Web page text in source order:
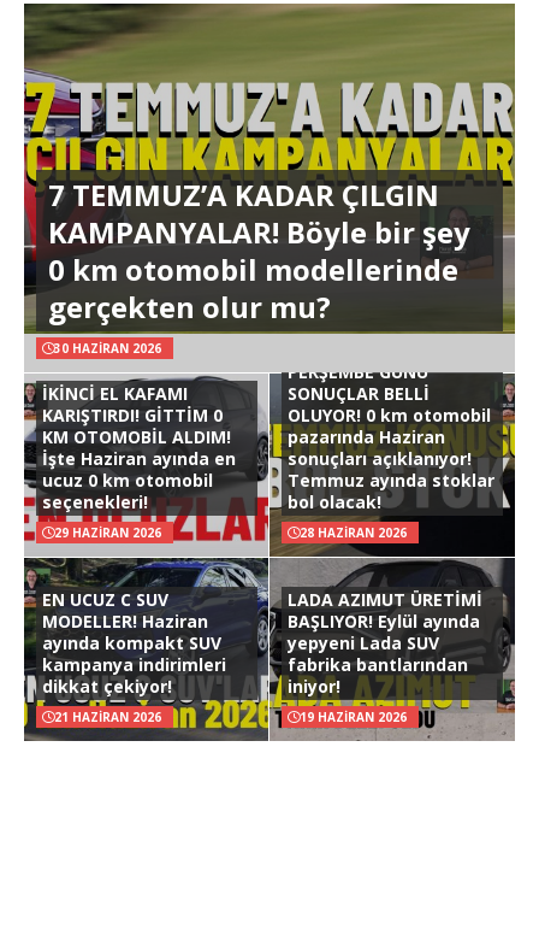
7 TEMMUZ’A KADAR ÇILGIN
KAMPANYALAR! Böyle bir şey
0 km otomobil modellerinde
gerçekten olur mu?
30 HAZIRAN 2026
İKİNCİ EL KAFAMI
KARIŞTIRDI! GİTTİM 0
KM OTOMOBİL ALDIM!
İşte Haziran ayında en
ucuz 0 km otomobil
seçenekleri!
29 HAZIRAN 2026
PERŞEMBE GÜNÜ
SONUÇLAR BELLİ
OLUYOR! 0 km otomobil
pazarında Haziran
sonuçları açıklanıyor!
Temmuz ayında stoklar
bol olacak!
28 HAZIRAN 2026
EN UCUZ C SUV
MODELLER! Haziran
ayında kompakt SUV
kampanya indirimleri
dikkat çekiyor!
21 HAZIRAN 2026
LADA AZIMUT ÜRETİMİ
BAŞLIYOR! Eylül ayında
yepyeni Lada SUV
fabrika bantlarından
iniyor!
19 HAZIRAN 2026